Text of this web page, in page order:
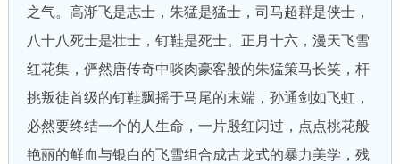
之气。高渐飞是志士，朱猛是猛士，司马超群是侠士，
八十八死士是壮士，钉鞋是死士。正月十六，漫天飞雪
红花集，俨然唐传奇中啖肉豪客般的朱猛策马长笑，杆
挑叛徒首级的钉鞋飘摇于马尾的末端，孙通剑如飞虹，
必然要终结一个的人生命，一片殷红闪过，点点桃花般
艳丽的鲜血与银白的飞雪组合成古龙式的暴力美学，残